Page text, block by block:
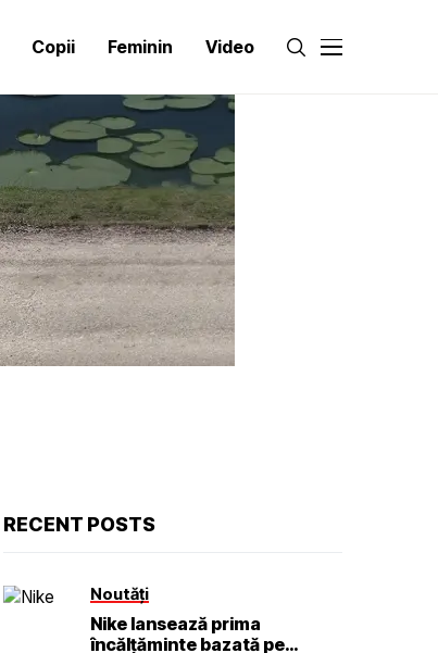
Copii Feminin Video
RECENT POSTS
Noutăți
Nike lansează prima
încălțăminte bazată pe